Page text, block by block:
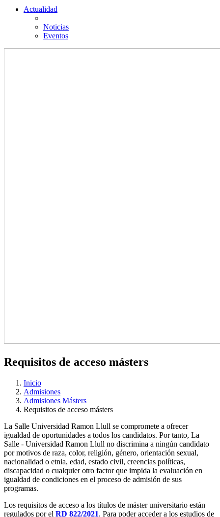
Actualidad
Noticias
Eventos
Requisitos de acceso másters
Inicio
Admisiones
Admisiones Másters
Requisitos de acceso másters
La Salle Universidad Ramon Llull se compromete a ofrecer
igualdad de oportunidades a todos los candidatos. Por tanto, La
Salle - Universidad Ramon Llull no discrimina a ningún candidato
por motivos de raza, color, religión, género, orientación sexual,
nacionalidad o etnia, edad, estado civil, creencias políticas,
discapacidad o cualquier otro factor que impida la evaluación en
igualdad de condiciones en el proceso de admisión de sus
programas.
Los requisitos de acceso a los títulos de máster universitario están
regulados por el RD 822/2021. Para poder acceder a los estudios de